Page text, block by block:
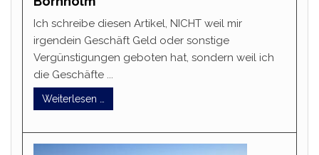
Ich schreibe diesen Artikel, NICHT weil mir
irgendein Geschäft Geld oder sonstige
Vergünstigungen geboten hat, sondern weil ich
die Geschäfte ...
Weiterlesen …